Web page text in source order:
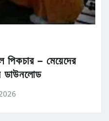
– মেয়েদের
ডাউনলোড